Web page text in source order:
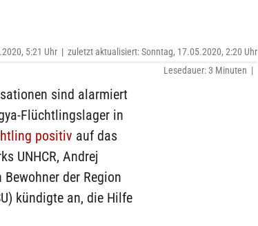
5:21 Uhr | zuletzt aktualisiert: Sonntag, 17.05.2020, 2:20 Uhr
Lesedauer: 3 Minuten |
sind alarmiert
Flüchtlingslager in
positiv auf das
UNHCR, Andrej
der Region
kündigte an, die Hilfe